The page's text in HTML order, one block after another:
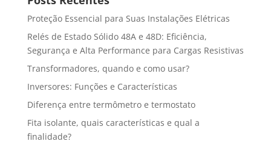
Proteção Essencial para Suas Instalações Elétricas
Relés de Estado Sólido 48A e 48D: Eficiência,
Segurança e Alta Performance para Cargas Resistivas
Transformadores, quando e como usar?
Inversores: Funções e Características
Diferença entre termômetro e termostato
Fita isolante, quais características e qual a
finalidade?